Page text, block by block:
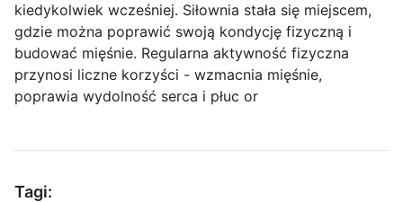
kiedykolwiek wcześniej. Siłownia stała się miejscem,
gdzie można poprawić swoją kondycję fizyczną i
budować mięśnie. Regularna aktywność fizyczna
przynosi liczne korzyści - wzmacnia mięśnie,
poprawia wydolność serca i płuc or
Tagi: